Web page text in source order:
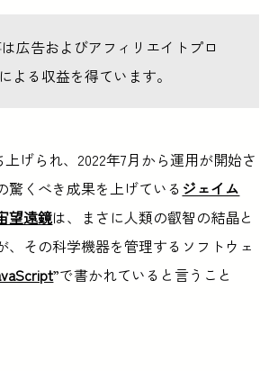
広告およびアフィリエイトプロ
よる収益を得ています。
上げられ、2022年7月から運用が開始さ
驚くべき成果を上げている ジェイム
望遠鏡は、まさに人類の叡智の結晶と
、その科学機器を管理するソフトウェ
”で書かれていると言うこと